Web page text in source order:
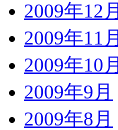
2009年12月
2009年11月
2009年10月
2009年9月
2009年8月